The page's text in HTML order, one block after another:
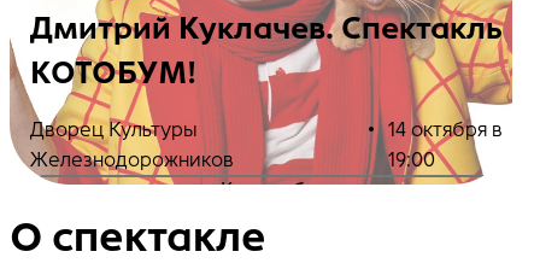
Дмитрий Куклачев. Спектакль
КОТОБУМ!
Дворец Культуры
Железнодорожников
•
14 октября в
19:00
Купить билеты
О спектакле